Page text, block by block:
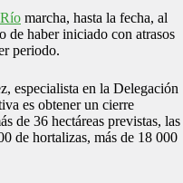
marcha, hasta la fecha, al
de haber iniciado con atrasos
periodo.
especialista en la Delegación
es obtener un cierre
de 36 hectáreas previstas, las
de hortalizas, más de 18 000